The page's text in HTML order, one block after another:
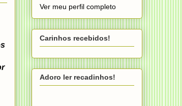
Ver meu perfil completo
Carinhos recebidos!
Adoro ler recadinhos!